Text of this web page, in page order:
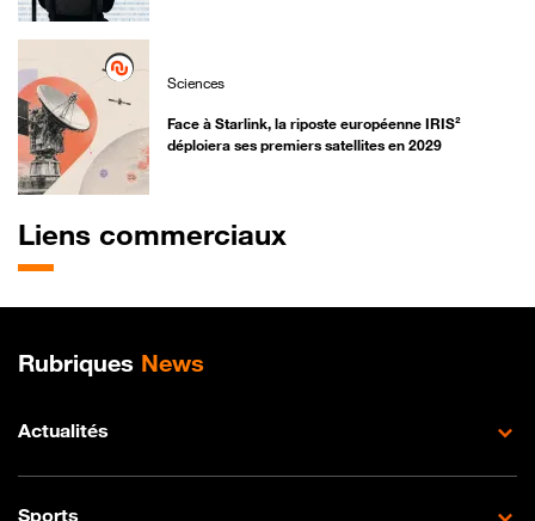
Sciences
Face à Starlink, la riposte européenne IRIS²
déploiera ses premiers satellites en 2029
Liens commerciaux
Plan de site
Rubriques News
Actualités
Sports